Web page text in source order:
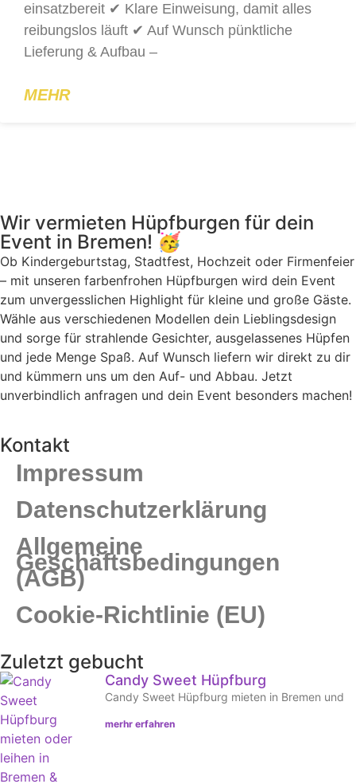
einsatzbereit ✔ Klare Einweisung, damit alles
reibungslos läuft ✔ Auf Wunsch pünktliche
Lieferung & Aufbau –
MEHR
Wir vermieten Hüpfburgen für dein
Event in Bremen! 🥳
Ob Kindergeburtstag, Stadtfest, Hochzeit oder Firmenfeier
– mit unseren farbenfrohen Hüpfburgen wird dein Event
zum unvergesslichen Highlight für kleine und große Gäste.
Wähle aus verschiedenen Modellen dein Lieblingsdesign
und sorge für strahlende Gesichter, ausgelassenes Hüpfen
und jede Menge Spaß. Auf Wunsch liefern wir direkt zu dir
und kümmern uns um den Auf- und Abbau. Jetzt
unverbindlich anfragen und dein Event besonders machen!
Kontakt
Impressum
Datenschutzerklärung
Allgemeine
Geschäftsbedingungen
(AGB)
Cookie-Richtlinie (EU)
Zuletzt gebucht
Candy Sweet Hüpfburg
Candy Sweet Hüpfburg mieten in Bremen und
merhr erfahren